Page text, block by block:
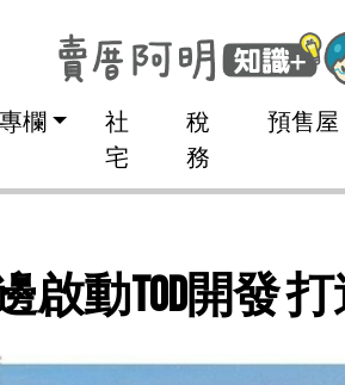
專欄
社
宅
稅
務
預售屋
啟動TOD開發